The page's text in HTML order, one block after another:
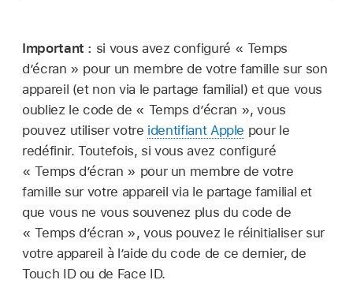
Important : si vous avez configuré « Temps
d’écran » pour un membre de votre famille sur son
appareil (et non via le partage familial) et que vous
oubliez le code de « Temps d’écran », vous
pouvez utiliser votre identifiant Apple pour le
redéfinir. Toutefois, si vous avez configuré
« Temps d’écran » pour un membre de votre
famille sur votre appareil via le partage familial et
que vous ne vous souvenez plus du code de
« Temps d’écran », vous pouvez le réinitialiser sur
votre appareil à l’aide du code de ce dernier, de
Touch ID ou de Face ID.